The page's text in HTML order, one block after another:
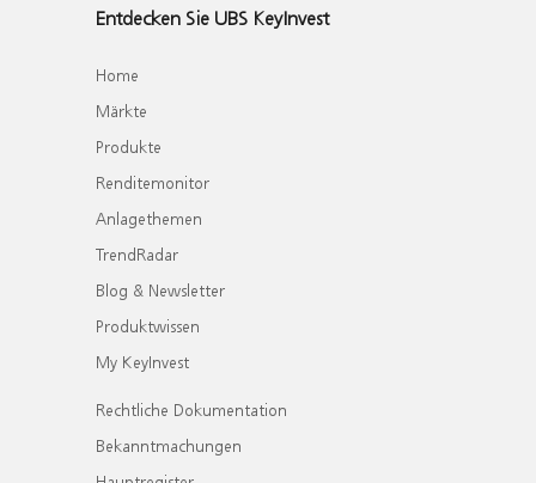
Entdecken Sie UBS KeyInvest
Home
Märkte
Produkte
Renditemonitor
Anlagethemen
TrendRadar
Blog & Newsletter
Produktwissen
My KeyInvest
Rechtliche Dokumentation
Bekanntmachungen